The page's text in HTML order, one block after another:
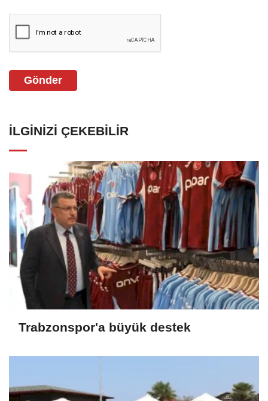
Gönder
İLGINIZI ÇEKEBILIR
Trabzonspor'a büyük destek